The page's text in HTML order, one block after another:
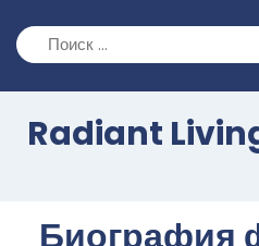
содержимому
Radiant
Биография